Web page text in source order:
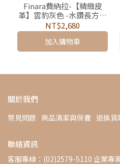
Finara費納拉-【精緻皮
革】雲豹灰色 -水鑽長方形
多功能收納盒
NT$2,680
加入購物車
關於我們
常見問題 商品清潔與保養 退換貨
聯絡資訊
客服專線：(02)2579-5110 企業專